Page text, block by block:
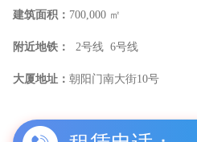
建筑面积： 700,000 ㎡
附近地铁： 2号线 6号线
大厦地址： 朝阳门南大街10号